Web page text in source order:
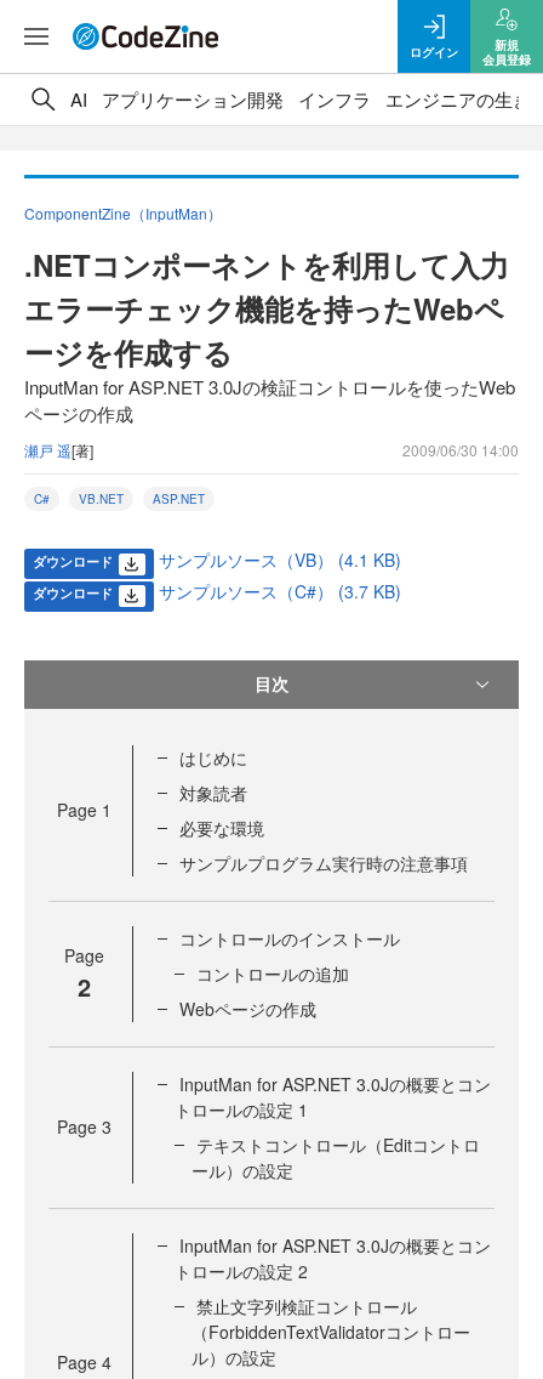
ログイン
新規
会員登録
AI アプリケーション開発 インフラ エンジニアの生き
ComponentZine（InputMan）
.NETコンポーネントを利用して入力
エラーチェック機能を持ったWebペ
ージを作成する
InputMan for ASP.NET 3.0Jの検証コントロールを使ったWeb
ページの作成
瀬戸 遥[著] 2009/06/30 14:00
C# VB.NET ASP.NET
ダウンロード サンプルソース（VB） (4.1 KB)
ダウンロード サンプルソース（C#） (3.7 KB)
目次
Page 1
はじめに
対象読者
必要な環境
サンプルプログラム実行時の注意事項
Page
2
コントロールのインストール
コントロールの追加
Webページの作成
Page 3
InputMan for ASP.NET 3.0Jの概要とコン
トロールの設定 1
テキストコントロール（Editコントロ
ール）の設定
Page 4
InputMan for ASP.NET 3.0Jの概要とコン
トロールの設定 2
禁止文字列検証コントロール
（ForbiddenTextValidatorコントロー
ル）の設定